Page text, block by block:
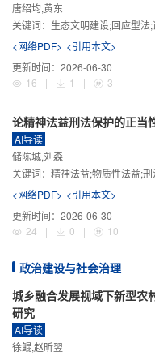
唐绍均,黄东
关键词： 生态文明建设;回应型法
<网络PDF> <引用本文>
更新时间： 2026-06-30
16
| 1 | 3
论精神法益刑法保护的正当
AI导读
储陈城,刘森
关键词： 精神法益;物质性法益;
<网络PDF> <引用本文>
更新时间： 2026-06-30
24
| 0 | 10
政治建设与社会治理
城乡融合发展视域下新型农
研究
AI导读
徐鲲,赵昕翌